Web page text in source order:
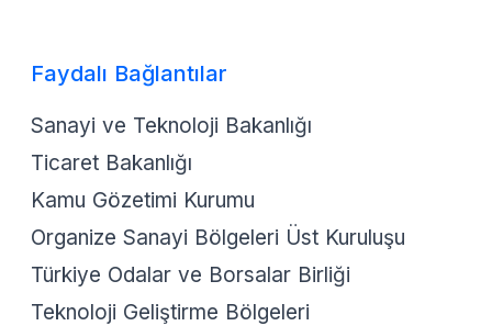
Faydalı Bağlantılar
Sanayi ve Teknoloji Bakanlığı
Ticaret Bakanlığı
Kamu Gözetimi Kurumu
Organize Sanayi Bölgeleri Üst Kuruluşu
Türkiye Odalar ve Borsalar Birliği
Teknoloji Geliştirme Bölgeleri